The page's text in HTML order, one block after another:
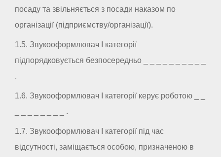
посаду та звільняється з посади наказом по
організації (підприємству/організації).
1.5. Звукооформлювач I категорії
підпорядковується безпосередньо _ _ _ _ _ _ _ _ _ _
.
1.6. Звукооформлювач I категорії керує роботою _ _
_ _ _ _ _ _ _ _ .
1.7. Звукооформлювач I категорії під час
відсутності, заміщається особою, призначеною в